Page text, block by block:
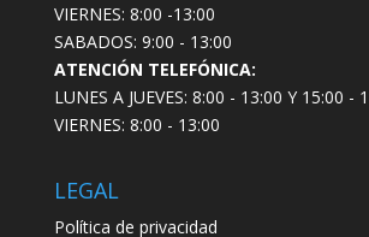
VIERNES: 8:00 -13:00
SABADOS: 9:00 - 13:00
ATENCIÓN TELEFÓNICA:
LUNES A JUEVES: 8:00 - 13:00 Y 15:00 -
VIERNES: 8:00 - 13:00
LEGAL
Política de privacidad